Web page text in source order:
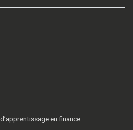
en finance